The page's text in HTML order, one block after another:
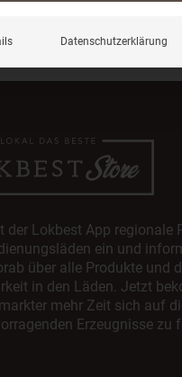
der Lokbest App regionale
ein und
über alle Produkte und
in den Läden. Jetzt
mehr Zeit sich auf
Erzeugnisse zu
Datenschutzerklärung